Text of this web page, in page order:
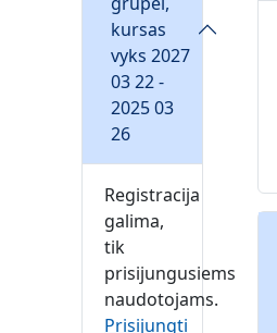
kursas
vyks 2027
03 22 -
2025 03
26
Registracija
galima,
tik
prisijungusiems
naudotojams.
Prisijungti